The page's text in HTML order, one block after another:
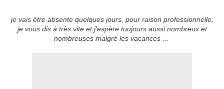
je vais être absente quelques jours, pour raison professionnelle,
je vous dis à très vite et j'espère toujours aussi nombreux et
nombreuses malgré les vacances ...